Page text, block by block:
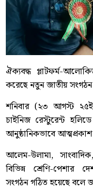
ঐক্যবদ্ধ প্লাটফর্ম-
করেছে নতুন জাতীয়
শনিবার (২৩ আগস্ট
চাইনিজ রেস্টুরেন্ট
আনুষ্ঠানিকভাবে
আলেম-উলামা,
বিভিন্ন শ্রেণি-পেশার
সংগঠন গঠিত হয়েছে বলে